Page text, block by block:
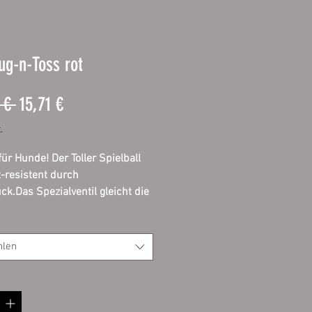
n-Toss rot
€ Standardpreis
15,71 €Sale-
Hunde! Der Toller Spielball
resistent durch
Spezialventil gleicht die
nicht nötig.Erhältlich in
Farben.Spielzeug das
beschäftigt. Mit einem
frischen Duft.